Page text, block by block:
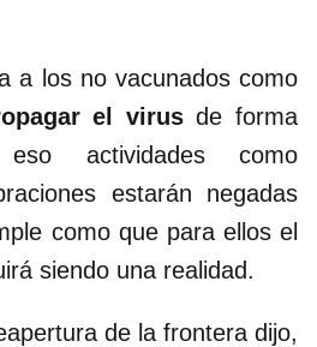
a los no vacunados como
el virusde forma
actividades como
estarán negadas
como que para ellos el
siendo una realidad.
de la frontera dijo,